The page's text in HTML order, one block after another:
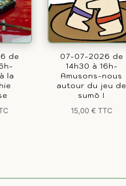
de
la
07-07-2026 de
14h30 à 16h-
Amusons-nous
autour du jeu de
sumō !
15,00€ TTC